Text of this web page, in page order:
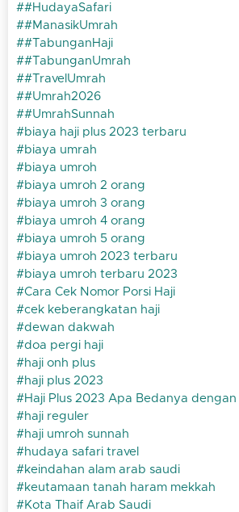
#HudayaSafari
#ManasikUmrah
#TabunganHaji
#TabunganUmrah
#TravelUmrah
#Umrah2026
#UmrahSunnah
biaya haji plus 2023 terbaru
biaya umrah
biaya umroh
biaya umroh 2 orang
biaya umroh 3 orang
biaya umroh 4 orang
biaya umroh 5 orang
biaya umroh 2023 terbaru
biaya umroh terbaru 2023
Cara Cek Nomor Porsi Haji
cek keberangkatan haji
dewan dakwah
doa pergi haji
haji onh plus
haji plus 2023
Haji Plus 2023 Apa Bedanya dengan
haji reguler
haji umroh sunnah
hudaya safari travel
keindahan alam arab saudi
keutamaan tanah haram mekkah
Kota Thaif Arab Saudi